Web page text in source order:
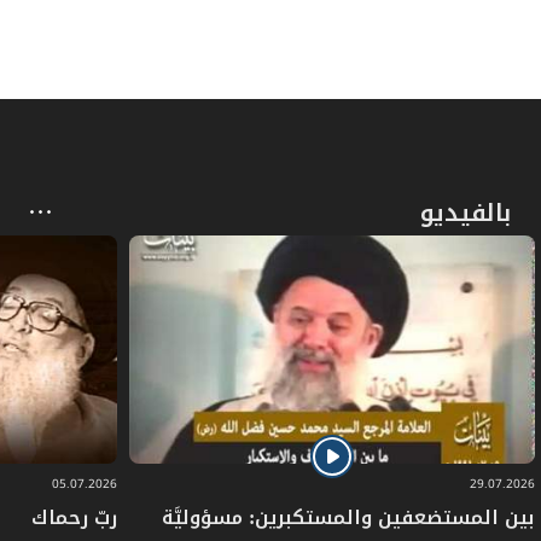
كأن يكون قد حدّده بأيام الخميس والجمعة
والسبت من تلك الأيام العشرة، أو غير محدّد
بيوم خاص ضمن الأيام العشرة، غير أنَّ الإعادة
في حالة النذر المحدّد تسمى قضاءً لأنها تقع
بعد انتهاء الأمد المحدّد في النذر ولا يجب
فيها الفور، وأمّا في الحالة الثانية فالإعادة
عمل بالنذر ووفاء له في وقته المحدّد فيه
بالفيديو
29.07.2026
بين المستضعفين والمستكبرين: مسؤوليَّة
05.07.2026
ربّ رحماك